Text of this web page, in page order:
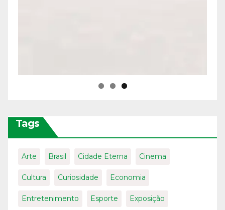
Tags
Arte Brasil Cidade Eterna Cinema
Cultura Curiosidade Economia
Entretenimento Esporte Exposição